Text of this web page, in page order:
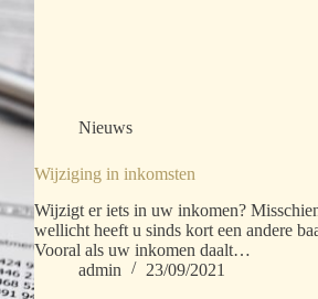
Nieuws
Wijziging in inkomsten
Wijzigt er iets in uw inkomen?
wellicht heeft u sinds kort een andere
Vooral als uw inkomen daalt…
admin
23/09/2021